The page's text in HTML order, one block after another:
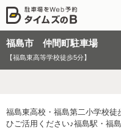
福島市 仲間町駐車場
【福島東高等学校徒歩5分】
福島東高校・福島第二小学校
ひご活用ください♪福島駅・福